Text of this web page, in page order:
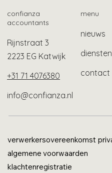
confianza
accountants
Rijnstraat 3
2223 EG Katwijk
+31 71 4076380
info@confianza.nl
menu
nieuws
diensten
contact
verwerkersovereenkomst
algemene voorwaarden
klachtenregistratie